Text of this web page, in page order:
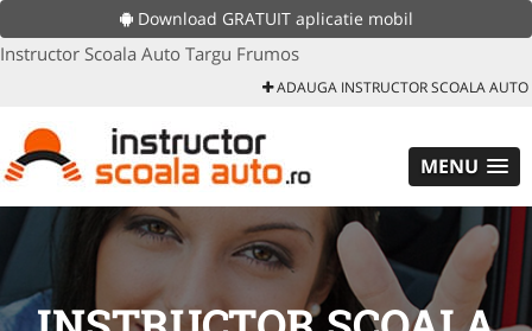
Download GRATUIT aplicatie mobil
Instructor Scoala Auto Targu Frumos
ADAUGA INSTRUCTOR SCOALA AUTO
MENU